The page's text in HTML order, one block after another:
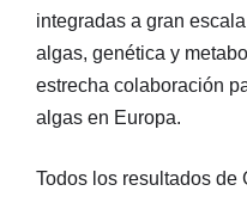
integradas a gran
algas, genética y
estrecha colaboración
algas en Europa.
Todos los resultados de